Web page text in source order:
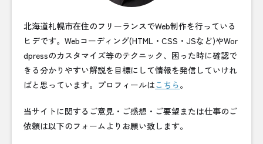
北海道札幌市在住のフリーランスでWeb制作を行っている
ヒデです。Webコーディング(HTML・CSS・JSなど)やWor
dpressのカスタマイズ等のテクニック、困った時に確認で
きる分かりやすい解説を目標にして情報を発信していけれ
ばと思っています。プロフィールはこちら。
当サイトに関するご意見・ご感想・ご要望または仕事のご
依頼は以下のフォームよりお願い致します。